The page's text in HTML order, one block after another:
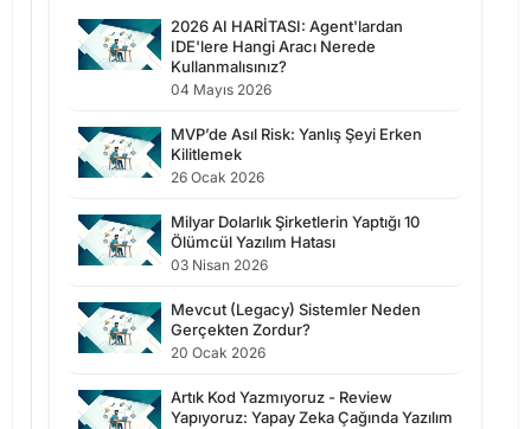
2026 AI HARİTASI: Agent'lardan
IDE'lere Hangi Aracı Nerede
Kullanmalısınız?
04 Mayıs 2026
MVP’de Asıl Risk: Yanlış Şeyi Erken
Kilitlemek
26 Ocak 2026
Milyar Dolarlık Şirketlerin Yaptığı 10
Ölümcül Yazılım Hatası
03 Nisan 2026
Mevcut (Legacy) Sistemler Neden
Gerçekten Zordur?
20 Ocak 2026
Artık Kod Yazmıyoruz - Review
Yapıyoruz: Yapay Zeka Çağında Yazılım